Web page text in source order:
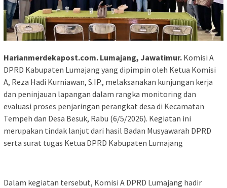
Harianmerdekapost.com. Lumajang, Jawatimur. Komisi A
DPRD Kabupaten Lumajang yang dipimpin oleh Ketua Komisi
A, Reza Hadi Kurniawan, S.IP., melaksanakan kunjungan kerja
dan peninjauan lapangan dalam rangka monitoring dan
evaluasi proses penjaringan perangkat desa di Kecamatan
Tempeh dan Desa Besuk, Rabu (6/5/2026). Kegiatan ini
merupakan tindak lanjut dari hasil Badan Musyawarah DPRD
serta surat tugas Ketua DPRD Kabupaten Lumajang
Dalam kegiatan tersebut, Komisi A DPRD Lumajang hadir